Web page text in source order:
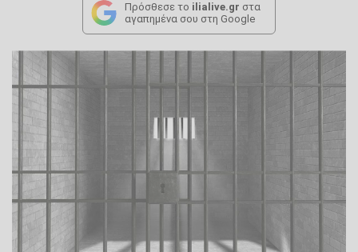
Πρόσθεσε το ilialive.gr στα
αγαπημένα σου στη Google